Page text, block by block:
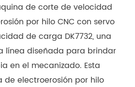
de corte de velocidad
por hilo CNC con servo
de carga DK7732, una
línea diseñada para brindar
en el mecanizado. Esta
electroerosión por hilo